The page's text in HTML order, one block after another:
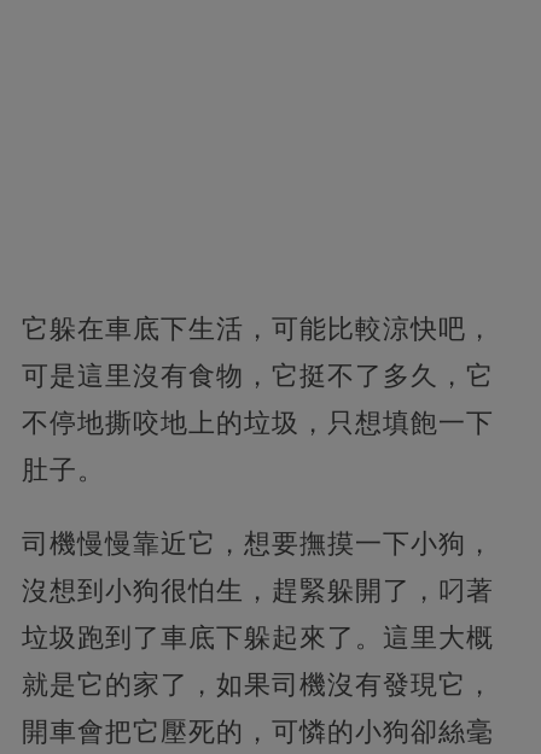
它躲在車底下生活，可能比較涼快吧，
可是這里沒有食物，它挺不了多久，它
不停地撕咬地上的垃圾，只想填飽一下
肚子。
司機慢慢靠近它，想要撫摸一下小狗，
沒想到小狗很怕生，趕緊躲開了，叼著
垃圾跑到了車底下躲起來了。這里大概
就是它的家了，如果司機沒有發現它，
開車會把它壓死的，可憐的小狗卻絲毫